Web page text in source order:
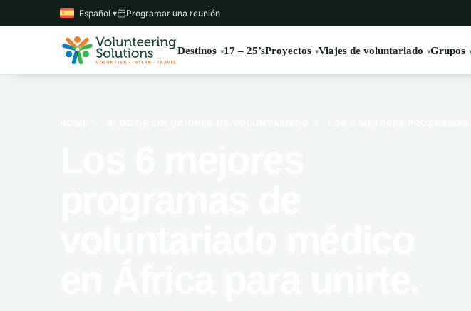
Español ▾ Programar una reunión
Destinos 17 – 25’sProyectos Viajes de voluntariado Grupos